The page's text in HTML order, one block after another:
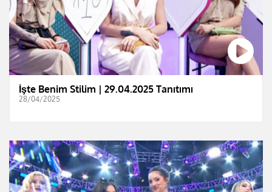
İşte Benim Stilim | 29.04.2025 Tanıtımı
28/04/2025